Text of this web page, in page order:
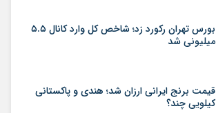
بورس تهران رکورد زد؛ شاخص کل وارد کانال ۵.۵
میلیونی شد
قیمت برنج ایرانی ارزان شد؛ هندی و پاکستانی
کیلویی چند؟